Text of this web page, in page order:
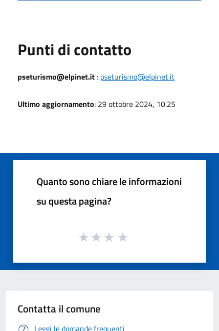
Punti di contatto
pseturismo@elpinet.it : pseturismo@elpinet.it
Ultimo aggiornamento: 29 ottobre 2024, 10:25
Quanto sono chiare le informazioni
su questa pagina?
Contatta il comune
Leggi le domande frequenti